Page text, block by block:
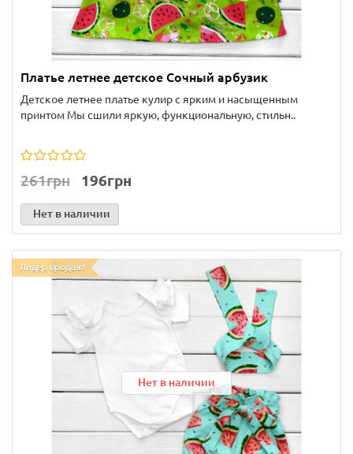
Платье летнее детское Сочный арбузик
Детское летнее платье кулир с ярким и насыщенным
принтом Мы сшили яркую, функциональную, стильн..
261грн 196грн
Нет в наличии
Лидер продаж!
Нет в наличии